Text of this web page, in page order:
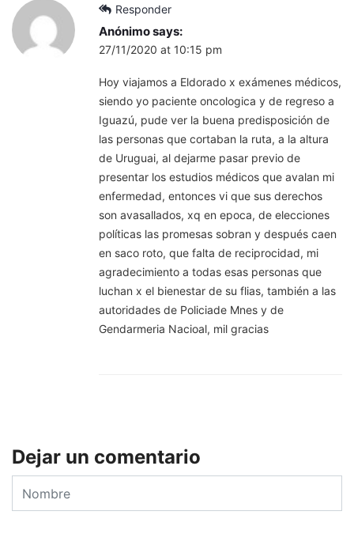
Responder
Anónimosays:
27/11/2020 at 10:15 pm
Hoy viajamos a Eldorado x exámenes médicos,
siendo yo paciente oncologica y de regreso a
Iguazú, pude ver la buena predisposición de
las personas que cortaban la ruta, a la altura
de Uruguai, al dejarme pasar previo de
presentar los estudios médicos que avalan mi
enfermedad, entonces vi que sus derechos
son avasallados, xq en epoca, de elecciones
políticas las promesas sobran y después caen
en saco roto, que falta de reciprocidad, mi
agradecimiento a todas esas personas que
luchan x el bienestar de su flias, también a las
autoridades de Policiade Mnes y de
Gendarmeria Nacioal, mil gracias
Dejar un comentario